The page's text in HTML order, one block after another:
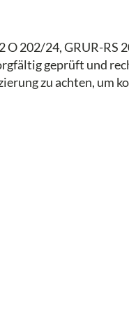
202/24, GRUR-RS
geprüft und
zu achten, um